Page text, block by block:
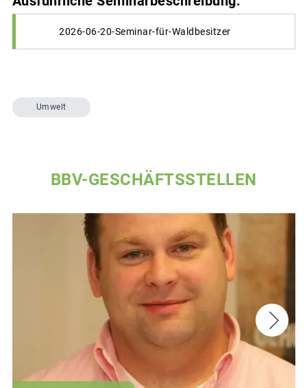
2026-06-20-Seminar-für-Waldbesitzer
Umwelt
BBV-GESCHÄFTSSTELLEN